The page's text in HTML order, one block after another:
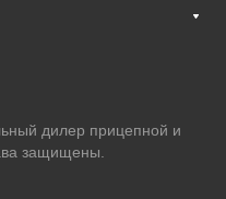
дилер прицепной и
защищены.